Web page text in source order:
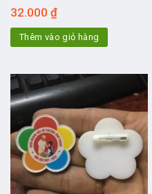
32.000 ₫
Thêm vào giỏ hàng